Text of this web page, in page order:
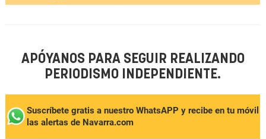
APÓYANOS PARA SEGUIR REALIZANDO
PERIODISMO INDEPENDIENTE.
Suscríbete gratis a nuestro WhatsAPP y recibe en tu móvil
las alertas de Navarra.com